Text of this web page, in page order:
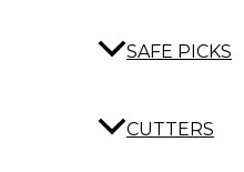
SAFE PICKS
CUTTERS